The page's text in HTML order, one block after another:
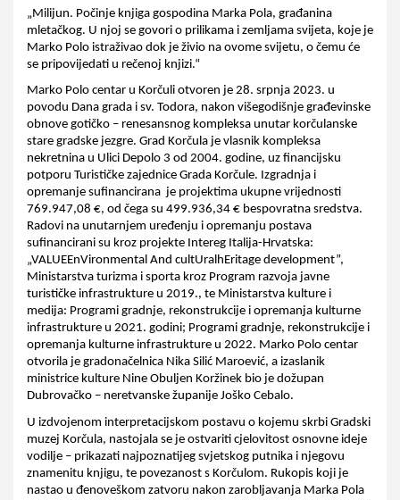
„Milijun. Počinje knjiga gospodina Marka Pola, građanina
mletačkog. U njoj se govori o prilikama i zemljama svijeta, koje je
Marko Polo istraživao dok je živio na ovome svijetu, o čemu će
se pripovijedati u rečenoj knjizi.“
Marko Polo centar u Korčuli otvoren je 28. srpnja 2023. u
povodu Dana grada i sv. Todora, nakon višegodišnje građevinske
obnove gotičko – renesansnog kompleksa unutar korčulanske
stare gradske jezgre. Grad Korčula je vlasnik kompleksa
nekretnina u Ulici Depolo 3 od 2004. godine, uz financijsku
potporu Turističke zajednice Grada Korčule. Izgradnja i
opremanje sufinancirana  je projektima ukupne vrijednosti
769.947,08 €, od čega su 499.936,34 € bespovratna sredstva.
Radovi na unutarnjem uređenju i opremanju postava
sufinancirani su kroz projekte Intereg Italija-Hrvatska:
„VALUEEnVironmental And cultUralhEritage development”,
Ministarstva turizma i sporta kroz Program razvoja javne
turističke infrastrukture u 2019., te Ministarstva kulture i
medija: Programi gradnje, rekonstrukcije i opremanja kulturne
infrastrukture u 2021. godini; Programi gradnje, rekonstrukcije i
opremanja kulturne infrastrukture u 2022. Marko Polo centar
otvorila je gradonačelnica Nika Silić Maroević, a izaslanik
ministrice kulture Nine Obuljen Koržinek bio je dožupan
Dubrovačko – neretvanske županije Joško Cebalo.
U izdvojenom interpretacijskom postavu o kojemu skrbi Gradski
muzej Korčula, nastojala se je ostvariti cjelovitost osnovne ideje
vodilje – prikazati najpoznatijeg svjetskog putnika i njegovu
znamenitu knjigu, te povezanost s Korčulom. Rukopis koji je
nastao u đenoveškom zatvoru nakon zarobljavanja Marka Pola